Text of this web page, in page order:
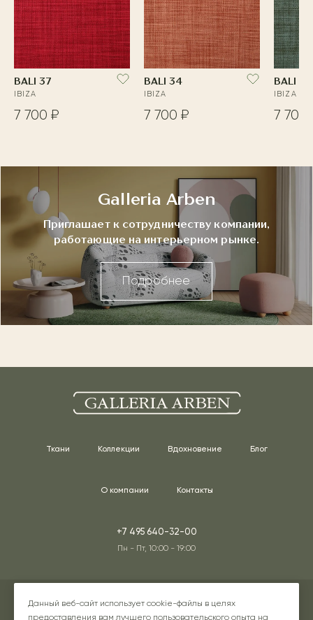
BALI 37
IBIZA
7 700 ₽
BALI 34
IBIZA
7 700 ₽
BALI 26
IBIZA
7 700
Galleria Arben
Приглашает к сотрудничеству компании,
работающие на интерьерном рынке.
Подробнее
Ткани Коллекции Вдохновение Блог
О компании Контакты
+7 495 640-32-00
Пн - Пт, 10:00 - 19:00
Адреса наших шоурумов
Данный веб-сайт использует cookie-файлы в целях
предоставления вам лучшего пользовательского опыта на